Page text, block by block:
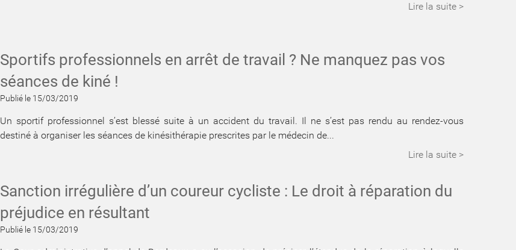
Lire la suite >
Sportifs professionnels en arrêt de travail ? Ne manquez pas vos
séances de kiné !
Publié le 15/03/2019
Un sportif professionnel s’est blessé suite à un accident du travail. Il ne s’est pas rendu au rendez-vous
destiné à organiser les séances de kinésithérapie prescrites par le médecin de...
Lire la suite >
Sanction irrégulière d’un coureur cycliste : Le droit à réparation du
préjudice en résultant
Publié le 15/03/2019